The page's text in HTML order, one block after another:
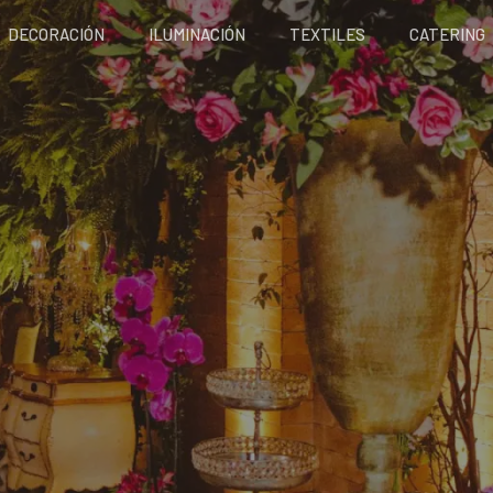
DECORACIÓN ILUMINACIÓN TEXTILES CATERING